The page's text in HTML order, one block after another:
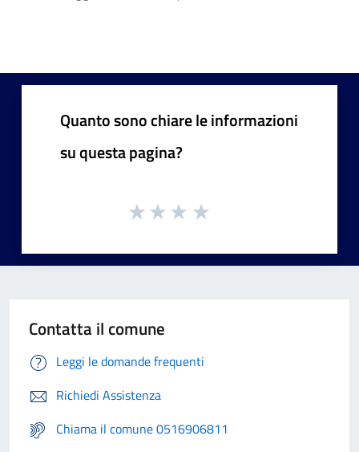
Quanto sono chiare le informazioni
su questa pagina?
Contatta il comune
Leggi le domande frequenti
Richiedi Assistenza
Chiama il comune 0516906811